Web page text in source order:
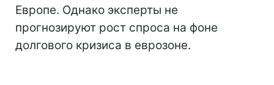
Европе. Однако эксперты не
прогнозируют рост спроса на фоне
долгового кризиса в еврозоне.